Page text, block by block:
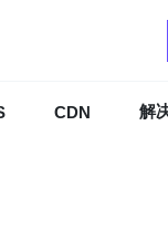
CDN 解